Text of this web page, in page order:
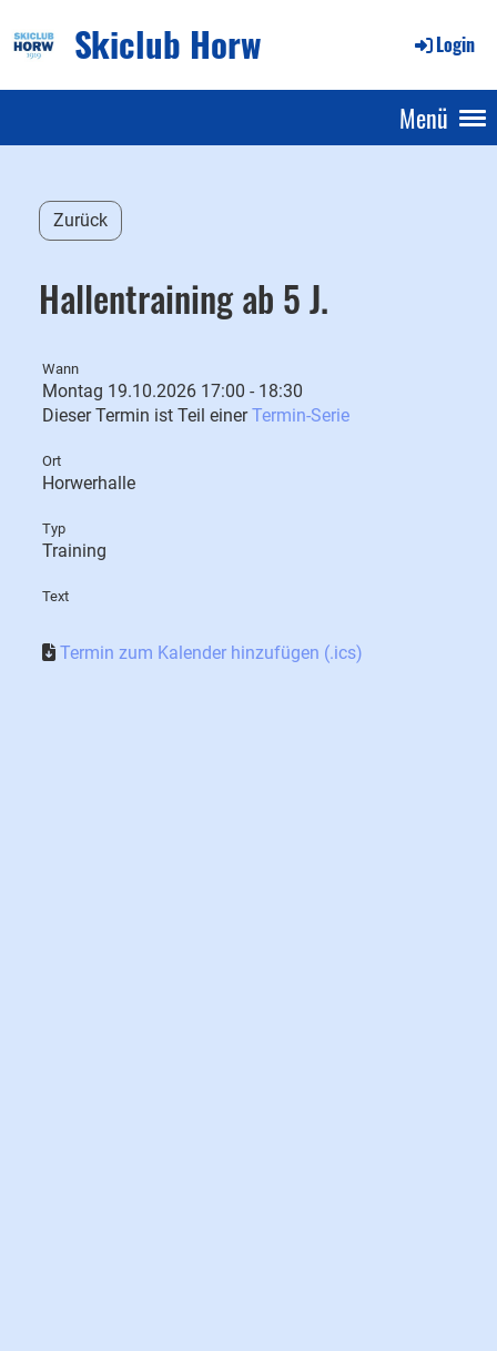
Skiclub Horw Login
Menü
Zurück
Hallentraining ab 5 J.
Wann
Montag 19.10.2026 17:00 - 18:30
Dieser Termin ist Teil einerTermin-Serie
Ort
Horwerhalle
Typ
Training
Text
Termin zum Kalender hinzufügen (.ics)